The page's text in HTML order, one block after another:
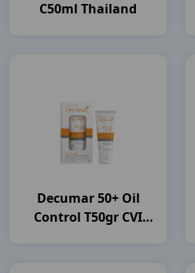
C50ml Thailand
Decumar 50+ Oil
Control T50gr CVI